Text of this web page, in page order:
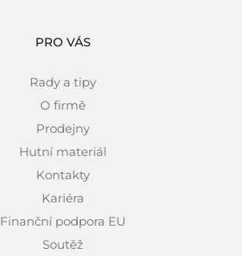
PRO VÁS
Rady a tipy
O firmě
Prodejny
Hutní materiál
Kontakty
Kariéra
Finanční podpora EU
Soutěž